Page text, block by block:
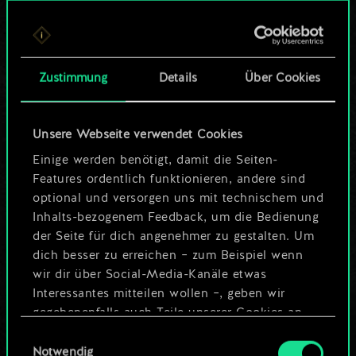
Zustimmung Details Über Cookies
Unsere Webseite verwendet Cookies
Einige werden benötigt, damit die Seiten-
Features ordentlich funktionieren, andere sind
optional und versorgen uns mit technischem und
Inhalts-bezogenem Feedback, um die Bedienung
der Seite für dich angenehmer zu gestalten. Um
dich besser zu erreichen – zum Beispiel wenn
wir dir über Social-Media-Kanäle etwas
Interessantes mitteilen wollen –, geben wir
gegebenenfalls auch Teile unserer Cookies an
Cookies erfordert allerdings deine Zustimmung.
Notwendig
Bis jetzt ist dies nur
ein geteilter Satz
Karten.
Wo es doch so viel
mehr sein kann!
Deck benennen und Leitfaden
Deck bearbeiten